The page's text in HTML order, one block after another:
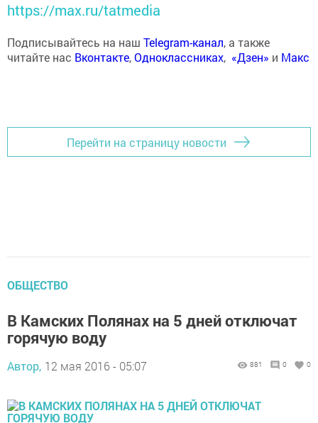
https://max.ru/tatmedia
Подписывайтесь на наш Telegram-канал, а также
читайте нас Вконтакте,Одноклассниках, «Дзен» и Макс
Перейти на страницу новости
ОБЩЕСТВО
В Камских Полянах на 5 дней отключат
горячую воду
Автор, 12 мая 2016 - 05:07 881 0 0